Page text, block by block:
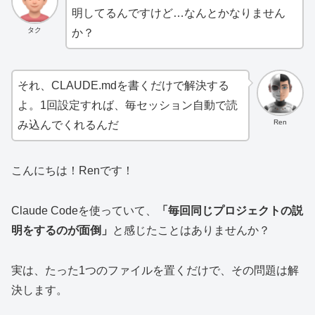
タク
明してるんですけど…なんとかなりません
か？
Ren
それ、CLAUDE.mdを書くだけで解決する
よ。1回設定すれば、毎セッション自動で読
み込んでくれるんだ
こんにちは！Renです！
Claude Codeを使っていて、
「毎回同じプロジェクトの説
明をするのが面倒」
と感じたことはありませんか？
実は、たった1つのファイルを置くだけで、その問題は解
決します。